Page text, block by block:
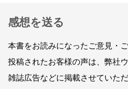
感想を送る
本書をお読みになったご意見・
投稿されたお客様の声は、弊社
雑誌広告などに掲載させていた